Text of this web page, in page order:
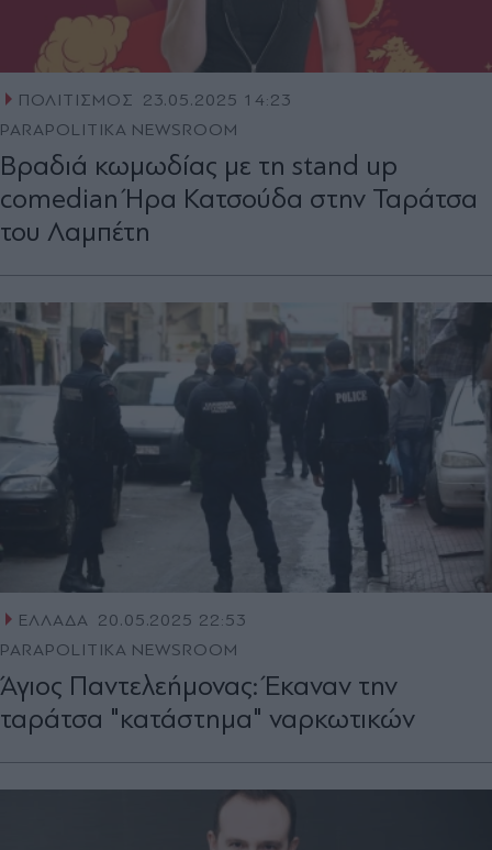
ΠΟΛΙΤΙΣΜΟΣ
23.05.2025 14:23
PARAPOLITIKA NEWSROOM
Βραδιά κωμωδίας με τη stand up
comedian Ήρα Κατσούδα στην Ταράτσα
του Λαμπέτη
ΕΛΛΑΔΑ 20.05.2025 22:53
PARAPOLITIKA NEWSROOM
Άγιος Παντελεήμονας: Έκαναν την
ταράτσα "κατάστημα" ναρκωτικών